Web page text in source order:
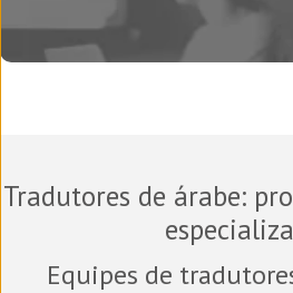
Tradutores de árabe:
Equipes de